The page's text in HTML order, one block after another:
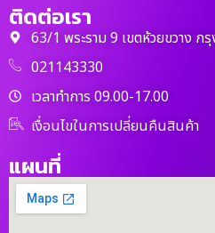
ติดต่อเรา
63/1 พระราม 9 เขตห้วยขวาง ก
021143330
เวลาทำการ 09.00-17.00
เงื่อนไขในการเปลี่ยนคืนสินค้า
แผนที่